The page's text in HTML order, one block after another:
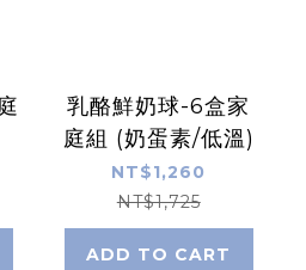
乳酪鮮奶球-6盒家
庭組 (奶蛋素/低溫)
NT$1,260
NT$1,725
ADD TO CART